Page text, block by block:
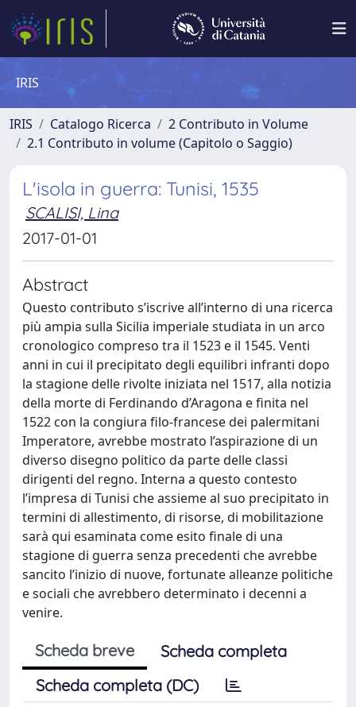
IRIS
IRIS Catalogo Ricerca
2 Contributo in Volume
2.1 Contributo in volume (Capitolo o Saggio)
L'isola in guerra: Tunisi, 1535
SCALISI, Lina
2017-01-01
Abstract
Questo contributo s’iscrive all’interno di una ricerca
più ampia sulla Sicilia imperiale studiata in un arco
cronologico compreso tra il 1523 e il 1545. Venti
anni in cui il precipitato degli equilibri infranti dopo
la stagione delle rivolte iniziata nel 1517, alla notizia
della morte di Ferdinando d’Aragona e finita nel
1522 con la congiura filo-francese dei palermitani
Imperatore, avrebbe mostrato l’aspirazione di un
diverso disegno politico da parte delle classi
dirigenti del regno. Interna a questo contesto
l’impresa di Tunisi che assieme al suo precipitato in
termini di allestimento, di risorse, di mobilitazione
sarà qui esaminata come esito finale di una
stagione di guerra senza precedenti che avrebbe
sancito l’inizio di nuove, fortunate alleanze politiche
e sociali che avrebbero determinato i decenni a
venire.
Scheda breve
Scheda completa
Scheda completa (DC)